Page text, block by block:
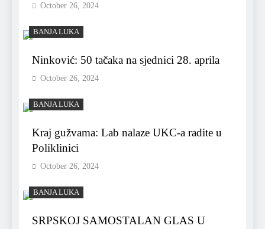
October 26, 2024
BANJA LUKA
Ninković: 50 tačaka na sjednici 28. aprila
October 26, 2024
BANJA LUKA
Kraj gužvama: Lab nalaze UKC-a radite u
Poliklinici
October 26, 2024
BANJA LUKA
SRPSKOJ SAMOSTALAN GLAS U